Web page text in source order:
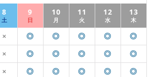
8
土
9
日
10
月
11
火
12
水
13
木
✕ ◎ ◎ ◎ ◎
◎
✕ ◎ ◎ ◎ ◎
◎
✕ ◎ ◎ ◎ ◎
◎